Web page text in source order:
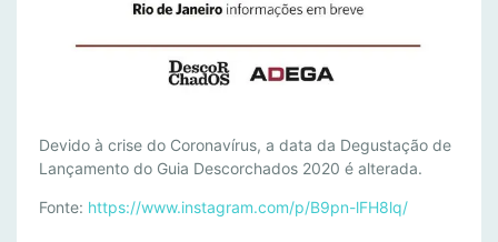
D
A
T
A
Devido à crise do Coronavírus, a data da Degustação de
Lançamento do Guia Descorchados 2020 é alterada.
Fonte: https://www.instagram.com/p/B9pn-lFH8lq/